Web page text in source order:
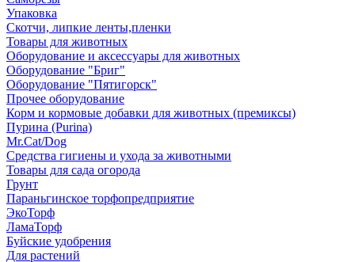
Упаковка
Скотчи, липкие ленты,пленки
Товары для животных
Оборудование и аксессуары для животных
Оборудование "Бриг"
Оборудование "Пятигорск"
Прочее оборудование
Корм и кормовые добавки для животных (премиксы)
Пурина (Purina)
Mr.Cat/Dog
Средства гигиены и ухода за животными
Товары для сада огорода
Грунт
Параньгинское торфопредприятие
ЭкоТорф
ЛамаТорф
Буйские удобрения
Для растений